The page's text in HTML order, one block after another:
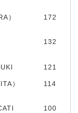
）
172
132
121
）
114
100